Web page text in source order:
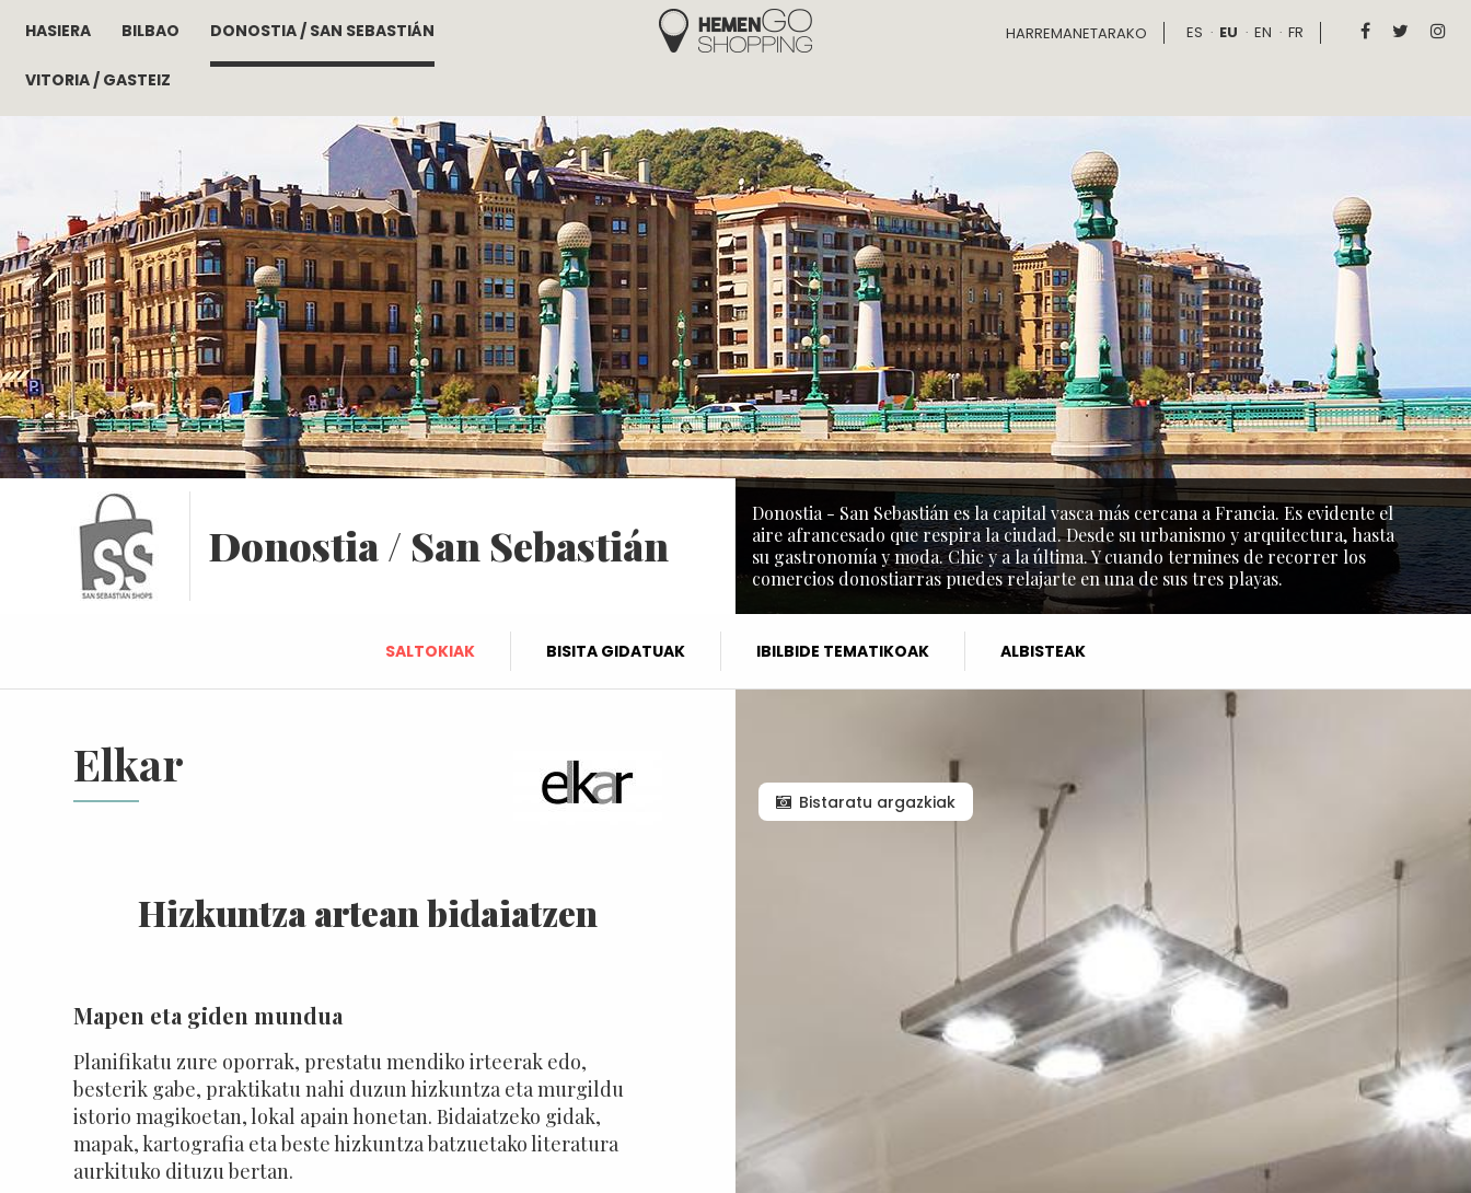
Skip to main content
HASIERA BILBAO DONOSTIA / SAN SEBASTIÁN
VITORIA / GASTEIZ
Hemengo Shopping
HARREMANETARAKO ES EU EN FR   
Donostia / San Sebastián
Donostia - San Sebastián es la capital vasca más cercana a Francia. Es evidente el
aire afrancesado que respira la ciudad. Desde su urbanismo y arquitectura, hasta
su gastronomía y moda. Chic y a la última. Y cuando termines de recorrer los
comercios donostiarras puedes relajarte en una de sus tres playas.
SALTOKIAK BISITA GIDATUAK IBILBIDE TEMATIKOAK ALBISTEAK
Bistaratu argazkiak
Elkar
Hizkuntza artean bidaiatzen
Mapen eta giden mundua
Planifikatu zure oporrak, prestatu mendiko irteerak edo,
besterik gabe, praktikatu nahi duzun hizkuntza eta murgildu
istorio magikoetan, lokal apain honetan. Bidaiatzeko gidak,
mapak, kartografia eta beste hizkuntza batzuetako literatura
aurkituko dituzu bertan.